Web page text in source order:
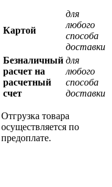
Картой
для
любого
способа
доставки
Безналичный
расчет на
расчетный
счет
для
любого
способа
доставки
Отгрузка товара
осуществляется по
предоплате.